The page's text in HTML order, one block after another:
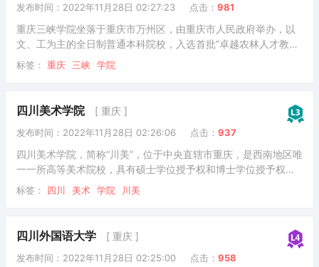
学科研仪器设备总值3.6亿元；设有19个二级学院，开设66个本
科专业；有正高级
发布时间：2022年11月28日 02:27:23 点击： 981
重庆三峡学院坐落于重庆市万州区，由重庆市人民政府举办，以
文、工为主的全日制普通本科院校，入选首批“卓越农林人才教育
培养计划”、教育部数据中国“百校工程”、“重庆市2011协同创新中
心”，全国高校校园网站联盟理事单位，“一带一路”标准化教育与
建于1956年，其前身为四川省万县初中师资训练班，先后更名为
万县大学、万县专科学校、万县师范专科学校。1994年，万县师
范专科学校与万县教育学院合并成立四川三峡学院，并升格为本
科院校。2000年，学校更名
标签： 重庆 三峡 学院
四川美术学院 [ 重庆 ]
发布时间：2022年11月28日 02:26:06 点击： 937
四川美术学院，简称“川美”，位于中央直辖市重庆，是西南地区唯
一一所高等美术院校，具有硕士学位授予权和博士学位授予权。
学校为中国独立建制的31所普通高等艺术院校之一，中国八大美
院之一，重庆市一流学科建设高校、全国深化创新创业教育改革
授予单位。学院创办于1940年，时为四川省立艺术专科学校；
1950年底调整更名为成都艺术专科学校，1953年与西南人民艺
术学院合并，改为西南美术专科学校；1959年更名为四川美术学
标签： 四川 美术 学院 川美
四川外国语大学 [ 重庆 ]
发布时间：2022年11月28日 02:25:00 点击： 958